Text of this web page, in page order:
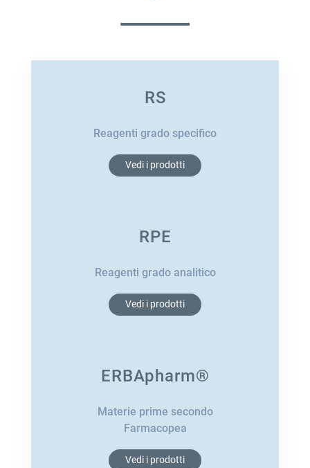
RS
Reagenti grado specifico
Vedi i prodotti
RPE
Reagenti grado analitico
Vedi i prodotti
ERBApharm®
Materie prime secondo
Farmacopea
Vedi i prodotti